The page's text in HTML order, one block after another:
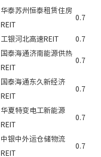
华泰苏州恒泰租赁住房
REIT
0.7
工银河北高速REIT 0.7
国泰海通济南能源供热
REIT
0.7
国泰海通东久新经济
REIT
0.7
华夏特变电工新能源
REIT
0.7
中银中外运仓储物流
REIT
0.7